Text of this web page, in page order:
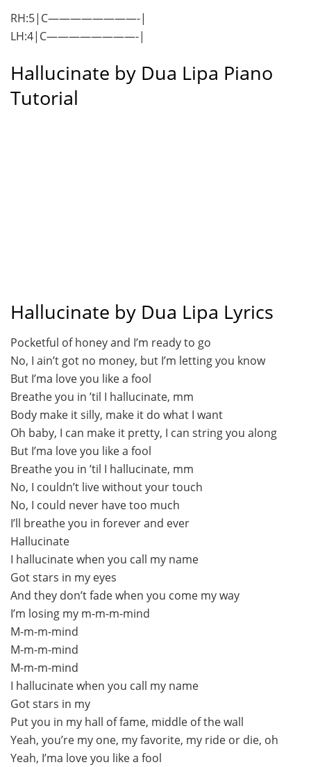
RH:5|C————————-|
LH:4|C————————-|
Hallucinate by Dua Lipa Piano
Tutorial
Hallucinate by Dua Lipa Lyrics
Pocketful of honey and I’m ready to go
No, I ain’t got no money, but I’m letting you know
But I’ma love you like a fool
Breathe you in ’til I hallucinate, mm
Body make it silly, make it do what I want
Oh baby, I can make it pretty, I can string you along
But I’ma love you like a fool
Breathe you in ’til I hallucinate, mm
No, I couldn’t live without your touch
No, I could never have too much
I’ll breathe you in forever and ever
Hallucinate
I hallucinate when you call my name
Got stars in my eyes
And they don’t fade when you come my way
I’m losing my m-m-m-mind
M-m-m-mind
M-m-m-mind
M-m-m-mind
I hallucinate when you call my name
Got stars in my
Put you in my hall of fame, middle of the wall
Yeah, you’re my one, my favorite, my ride or die, oh
Yeah, I’ma love you like a fool